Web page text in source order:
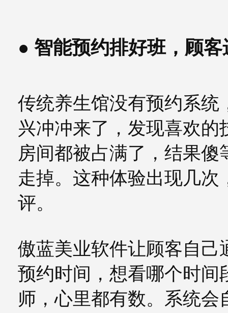
● 智能预约排好班，顾
传统养生馆没有预约系统
兴冲冲来了，发现喜欢
房间都被占满了，结果
走掉。这种体验出现几
评。
傲蓝美业软件让顾客自己
预约时间，想看哪个时间
师，心里都有数。系统